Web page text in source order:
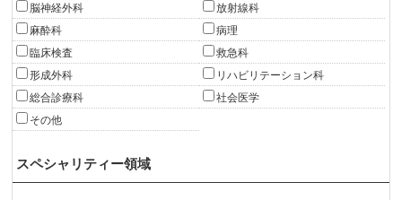
脳神経外科
放射線科
麻酔科
病理
臨床検査
救急科
形成外科
リハビリテーション科
総合診療科
社会医学
その他
スペシャリティー領域